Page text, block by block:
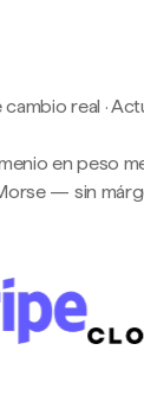
cambio real ·
en peso
— sin